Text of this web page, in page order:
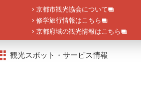
京都市観光協会について
修学旅行情報はこちら
京都府域の観光情報はこちら
観光スポット・サービス情報